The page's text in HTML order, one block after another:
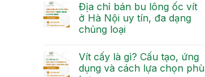
Địa chỉ bán bu lông ốc vít
ở Hà Nội uy tín, đa dạng
chủng loại
Vít cấy là gì? Cấu tạo, ứng
dụng và cách lựa chọn phù